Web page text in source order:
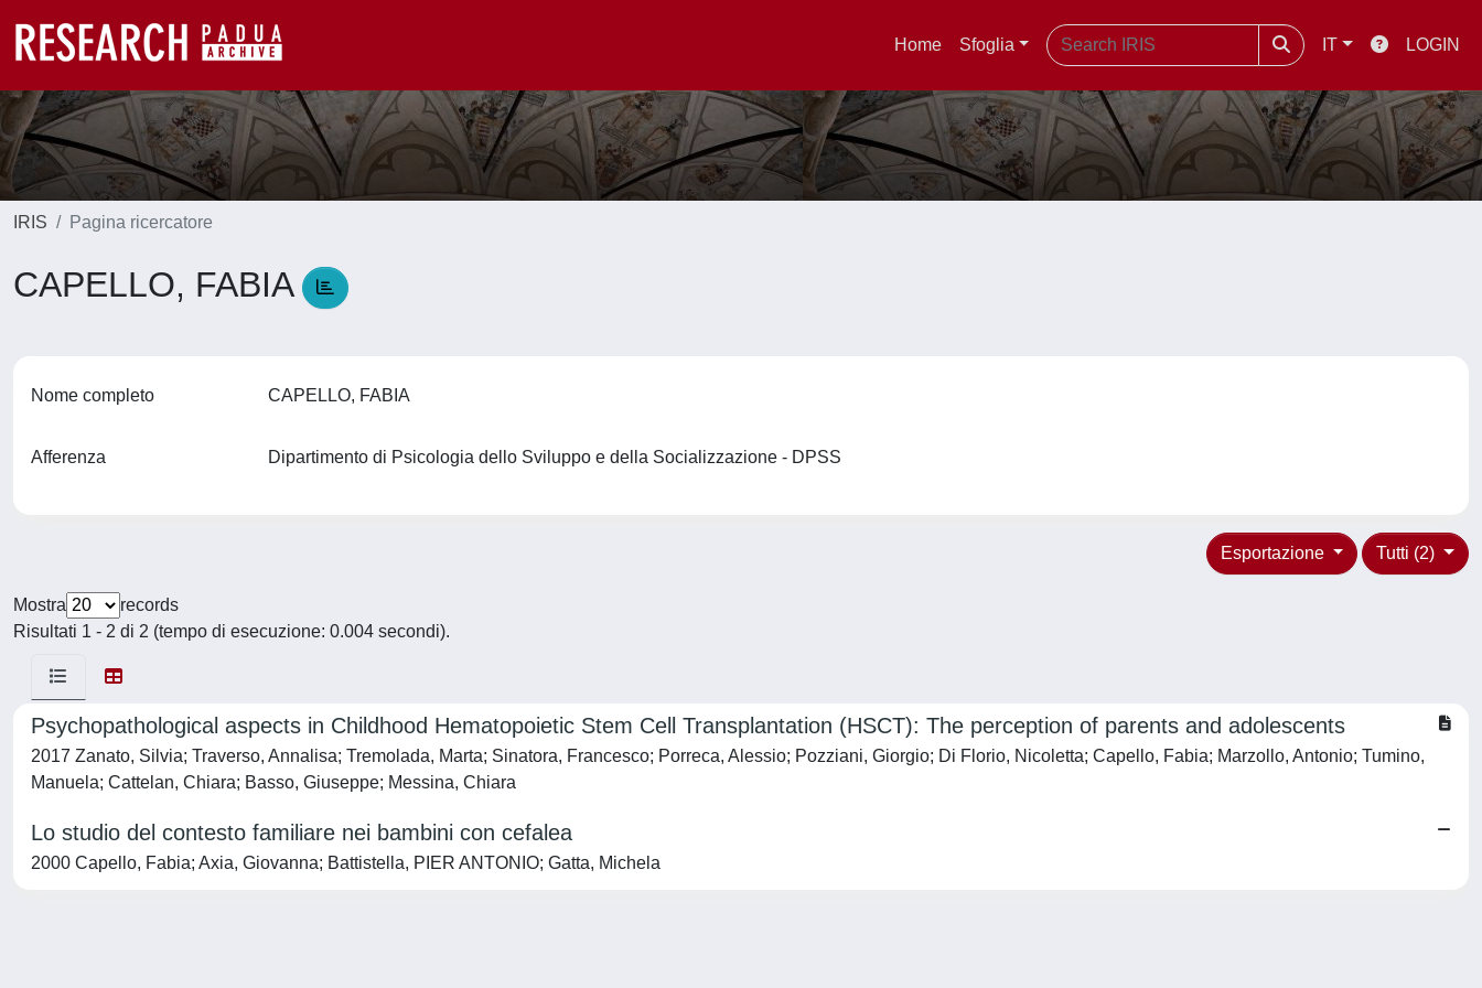
Home Sfoglia IT LOGIN
IRIS Pagina ricercatore
CAPELLO, FABIA
Nome completo CAPELLO, FABIA
Afferenza Dipartimento di Psicologia dello Sviluppo e della Socializzazione - DPSS
Tutti (2)
Esportazione
Mostra
records
Risultati 1 - 2 di 2 (tempo di esecuzione: 0.004 secondi).
Psychopathological aspects in Childhood Hematopoietic Stem Cell Transplantation (HSCT): The perception of parents and adolescents
2017 Zanato, Silvia; Traverso, Annalisa; Tremolada, Marta; Sinatora, Francesco; Porreca, Alessio; Pozziani, Giorgio; Di Florio, Nicoletta; Capello, Fabia; Marzollo, Antonio; Tumino,
Manuela; Cattelan, Chiara; Basso, Giuseppe; Messina, Chiara
Lo studio del contesto familiare nei bambini con cefalea
2000 Capello, Fabia; Axia, Giovanna; Battistella, PIER ANTONIO; Gatta, Michela